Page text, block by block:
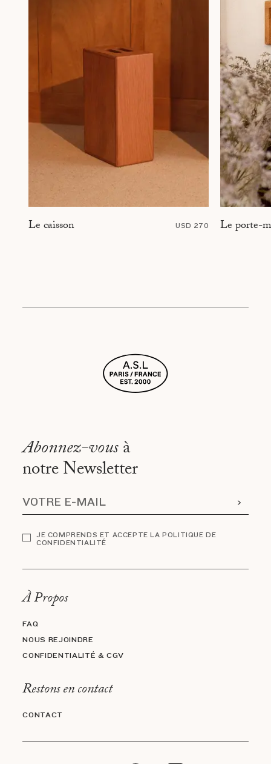
Le caisson USD 270 Le porte-
Abonnez-vousà
notre Newsletter
JE COMPRENDS ET ACCEPTE LA POLITIQUE DE
CONFIDENTIALITÉ
À Propos
FAQ
NOUS REJOINDRE
CONFIDENTIALITÉ & CGV
Restons en contact
CONTACT